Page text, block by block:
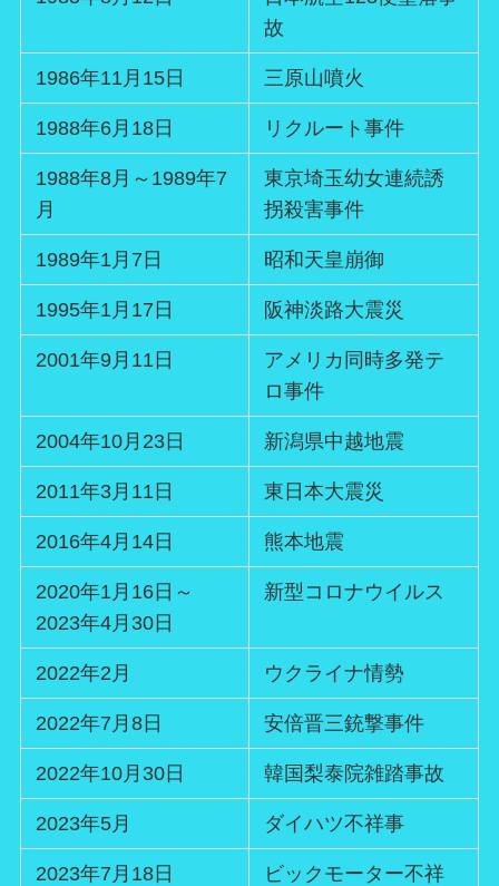
故
1986年11月15日 三原山噴火
1988年6月18日 リクルート事件
1988年8月～1989年7
月
東京埼玉幼女連続誘
拐殺害事件
1989年1月7日 昭和天皇崩御
1995年1月17日 阪神淡路大震災
2001年9月11日
アメリカ同時多発テ
ロ事件
2004年10月23日 新潟県中越地震
2011年3月11日 東日本大震災
2016年4月14日 熊本地震
2020年1月16日～
2023年4月30日
新型コロナウイルス
2022年2月 ウクライナ情勢
2022年7月8日 安倍晋三銃撃事件
2022年10月30日 韓国梨泰院雑踏事故
2023年5月 ダイハツ不祥事
2023年7月18日
ビックモーター不祥